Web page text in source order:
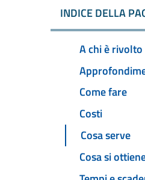
INDICE DELLA
A chi è rivolto
Come fare
Costi
Cosa serve
Cosa si